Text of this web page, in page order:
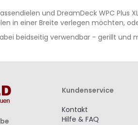
und DreamDeck WPC
in einer Breite verlegen möchten,
beidseitig verwendbar - gerillt und
Kundenservice
Kontakt
Hilfe & FAQ